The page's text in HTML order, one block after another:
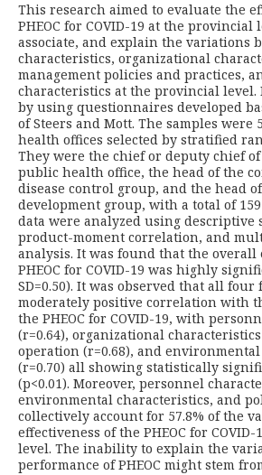
This research aimed to evaluate the
PHEOC for COVID-19 at the provincial
associate, and explain the variations
characteristics, organizational
management policies and practices,
characteristics at the provincial level.
by using questionnaires developed
of Steers and Mott. The samples
health offices selected by stratified
They were the chief or deputy chief
public health office, the head of the
disease control group, and the head
development group, with a total of
data were analyzed using descriptive
product-moment correlation, and
analysis. It was found that the overall
PHEOC for COVID-19 was highly
SD=0.50). It was observed that all four
moderately positive correlation with
the PHEOC for COVID-19, with
(r=0.64), organizational
operation (r=0.68), and
(r=0.70) all showing statistically
(p<0.01). Moreover, personnel
environmental characteristics, and
collectively account for 57.8% of the
effectiveness of the PHEOC for
level. The inability to explain the
performance of PHEOC might stem